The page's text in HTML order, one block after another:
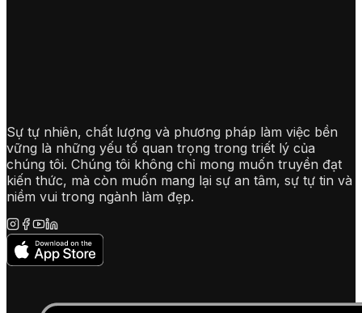
Sự tự nhiên, chất lượng và phương pháp làm việc bền
vững là những yếu tố quan trọng trong triết lý của
chúng tôi. Chúng tôi không chỉ mong muốn truyền đạt
kiến thức, mà còn muốn mang lại sự an tâm, sự tự tin và
niềm vui trong ngành làm đẹp.